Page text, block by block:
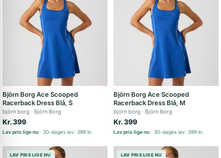
Björn Borg Ace Scooped
Racerback Dress Blå, S
björn borg Björn Borg
Kr. 399
Lav pris lige nu 30-dages lav: 399 kr.
Björn Borg Ace Scooped
Racerback Dress Blå, M
björn borg Björn Borg
Kr. 399
Lav pris lige nu 30-dages lav: 399 kr.
LAV PRIS LIGE NU LAV PRIS LIGE NU